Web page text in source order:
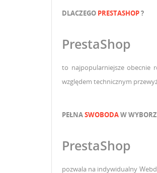
DLACZEGO PRESTASHOP?
PrestaShop
to najpopularniejsze obecnie
względem technicznym
PEŁNASWOBODAW
PrestaShop
pozwala na indywidualny